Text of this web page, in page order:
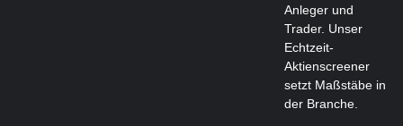
Anleger und
Trader. Unser
Echtzeit-
Aktienscreener
setzt Maßstäbe in
der Branche.